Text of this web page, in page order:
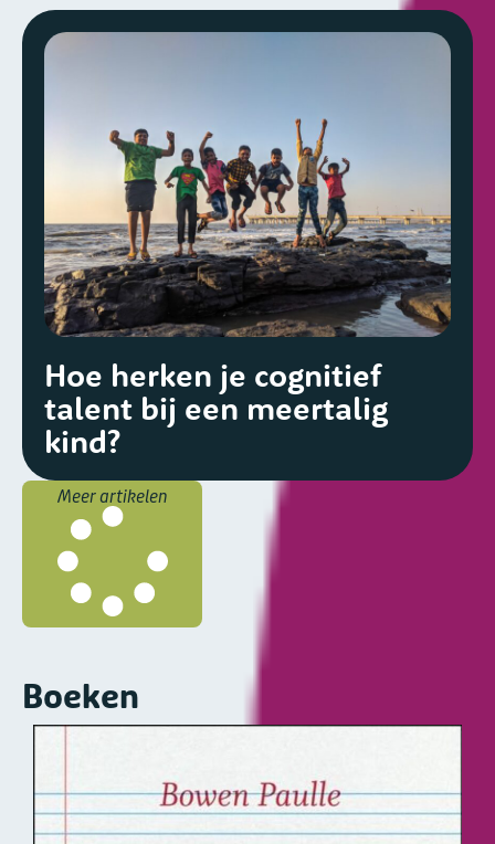
Hoe herken je cognitief
talent bij een meertalig
kind?
Meer artikelen
Boeken